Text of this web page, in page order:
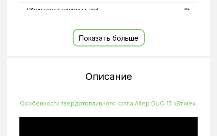
Объем камеры сгорания, дм³ 65
Площадь теплообменникаПоказать больше
Описание
Особенности твердотопливного котла Altep DUO 15 кВт мех.